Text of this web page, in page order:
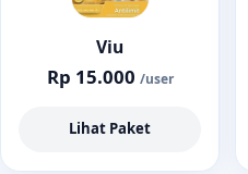
Viu
Rp 15.000 /user
Lihat Paket